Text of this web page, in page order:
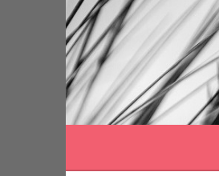
Springe
zum
Inhalt